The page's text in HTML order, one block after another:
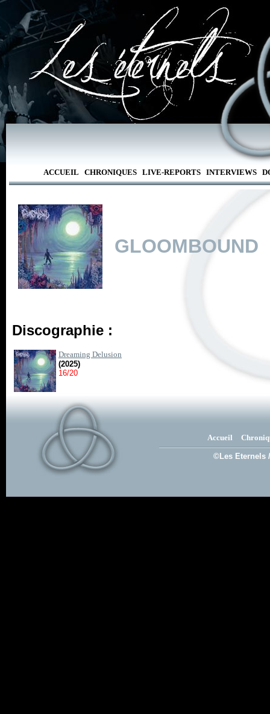
ACCUEIL CHRONIQUES LIVE-REPORTS INTERVIEWS
GLOOMBOUND
Discographie :
Dreaming Delusion
(2025)
16/20
Accueil
©Les Eternels